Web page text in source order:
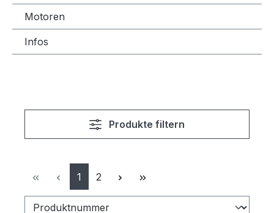
Motoren
Infos
Produkte filtern
Seite
1 Seite
2